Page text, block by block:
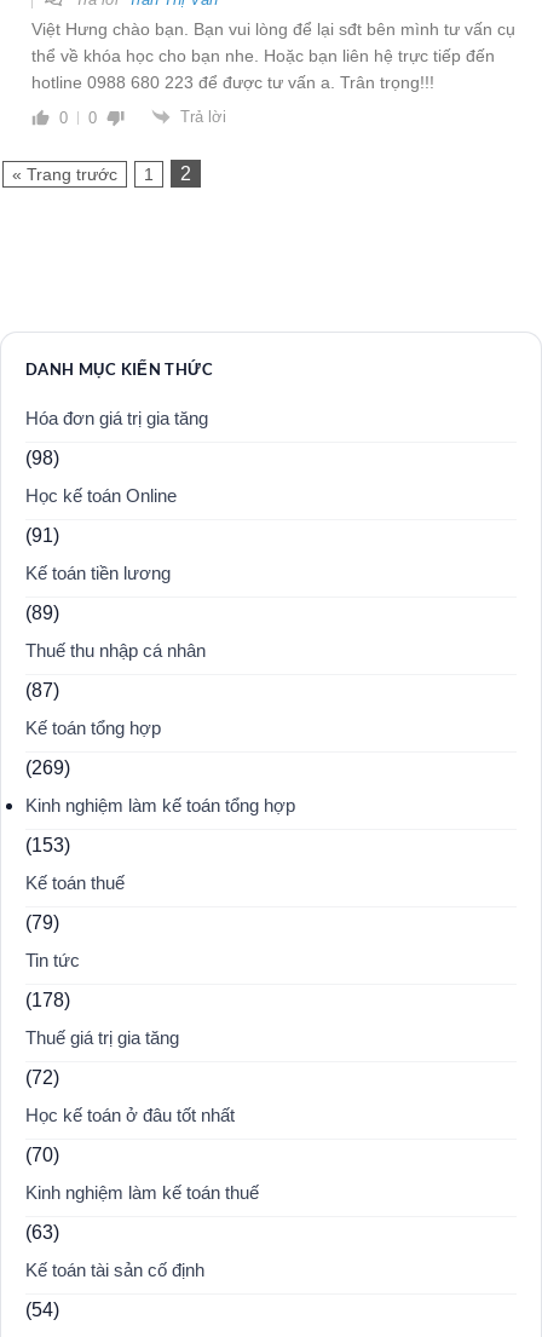
Việt Hưng chào bạn. Bạn vui lòng để lại sđt bên mình tư vấn cụ
thể về khóa học cho bạn nhe. Hoặc bạn liên hệ trực tiếp đến
hotline 0988 680 223 để được tư vấn a. Trân trọng!!!
0 0 Trả lời
« Trang trước 1 2
DANH MỤC KIẾN THỨC
Hóa đơn giá trị gia tăng
(98)
Học kế toán Online
(91)
Kế toán tiền lương
(89)
Thuế thu nhập cá nhân
(87)
Kế toán tổng hợp
(269)
Kinh nghiệm làm kế toán tổng hợp
(153)
Kế toán thuế
(79)
Tin tức
(178)
Thuế giá trị gia tăng
(72)
Học kế toán ở đâu tốt nhất
(70)
Kinh nghiệm làm kế toán thuế
(63)
Kế toán tài sản cố định
(54)